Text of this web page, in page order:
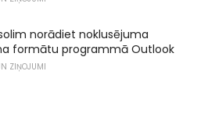
norādiet noklusējuma
formātu programmā Outlook
ZIŅOJUMI